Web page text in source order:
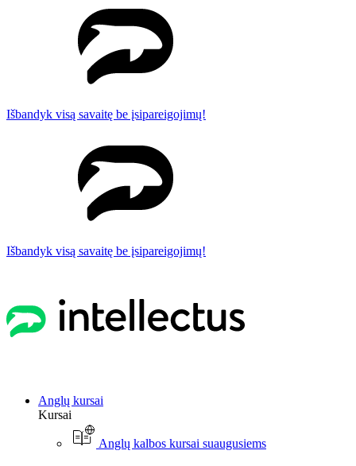
Išbandyk visą savaitę be įsipareigojimų!
Išbandyk visą savaitę be įsipareigojimų!
Anglų kursai
Kursai
Anglų kalbos kursai suaugusiems